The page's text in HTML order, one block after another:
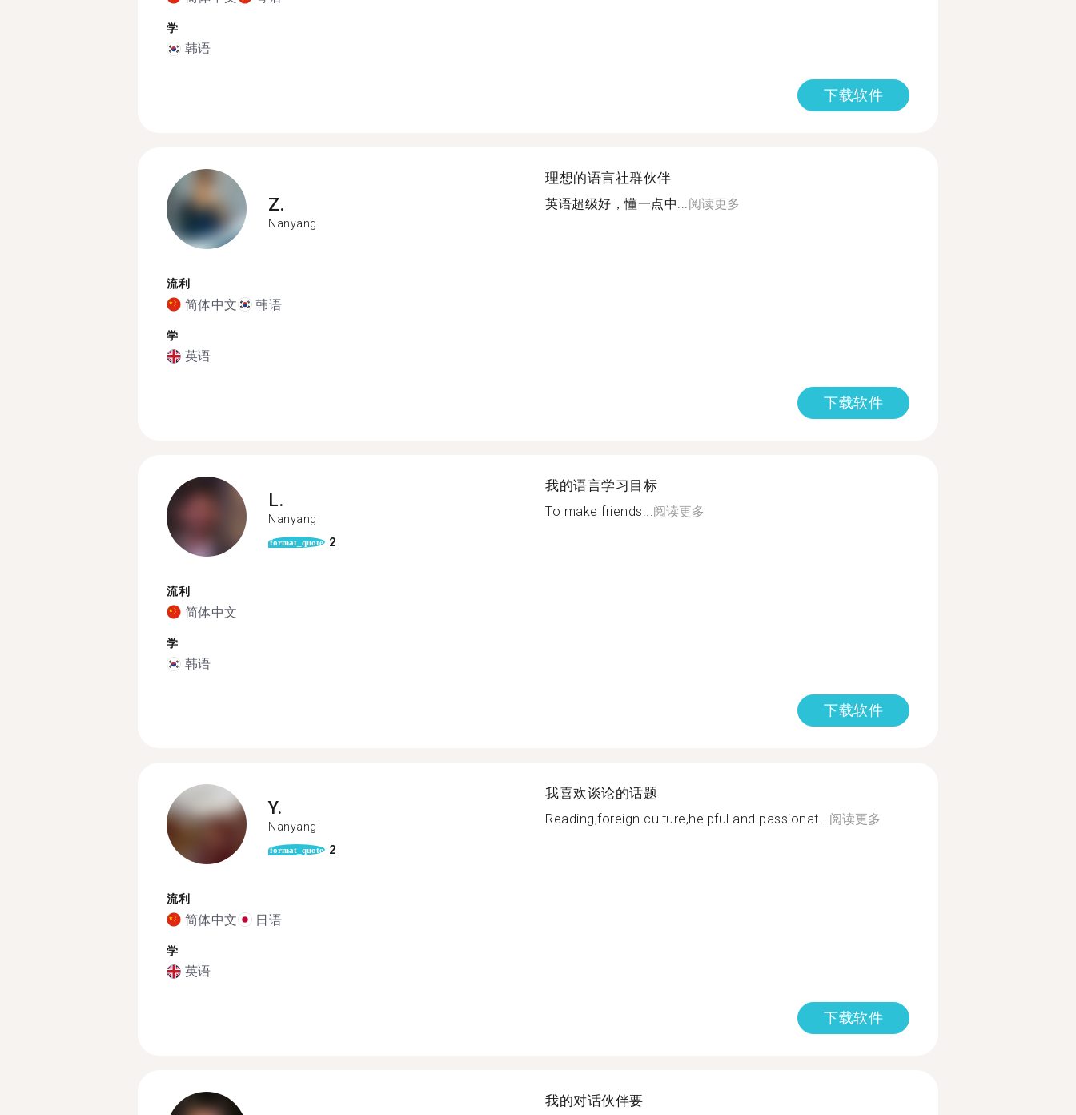
学
韩语
下载软件
Z.
Nanyang
流利
简体中文 韩语
学
英语
理想的语言社群伙伴
英语超级好，懂一点中...阅读更多
下载软件
L.
Nanyang
format_quote 2
流利
简体中文
学
韩语
我的语言学习目标
To make friends...阅读更多
下载软件
Y.
Nanyang
format_quote 2
流利
简体中文 日语
学
英语
我喜欢谈论的话题
Reading,foreign culture,helpful and passionat...阅读更多
下载软件
我的对话伙伴要